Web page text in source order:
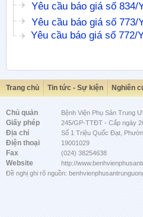
Yêu cầu báo giá số 834/
Yêu cầu báo giá số 773/
Yêu cầu báo giá số 772/
Trang chủ Tin tức - Sự kiện Nghiên
Chủ quản Bệnh Viện Phụ Sản Trung
Giấy phép 245/GP-TTĐT - Cấp ngày
Địa chỉ Số 1 Triệu Quốc Đạt,
Điện thoại 19001029
Fax (024) 38254638
Website
http://
Đề nghị ghi rõ nguồn: